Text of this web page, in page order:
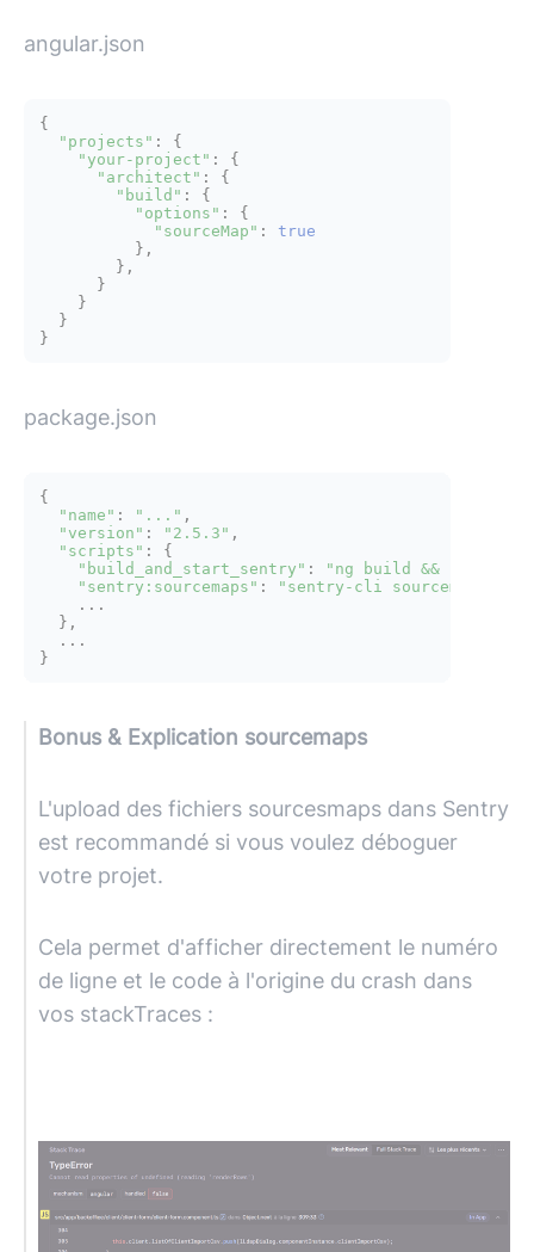
angular.json
{
"projects" : {
"your-project" : {
"architect" : {
"build" : {
"options" : {
"sourceMap" : true
          },
        },
      }
    }
  }
package.json
{
"name" : "..." ,
"version" : "2.5.3" ,
"scripts" : {
"build_and_start_sentry" :
"ng build && npm run
"sentry:sourcemaps" :
"sentry-cli sourcemaps
    ...
  },
  ...
Bonus & Explication sourcemaps
L'upload des fichiers sourcesmaps dans Sentry
est recommandé si vous voulez déboguer
votre projet.
Cela permet d'afficher directement le numéro
de ligne et le code à l'origine du crash dans
vos stackTraces :